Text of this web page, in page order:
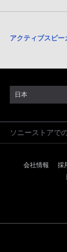
アクティブスピ
日本
ソニーストアで
会社情報 採